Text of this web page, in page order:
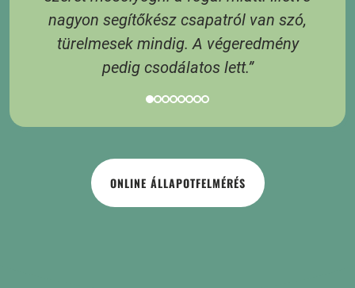
nagyon segítőkész csapatról van szó,
türelmesek mindig. A végeredmény
pedig csodálatos lett.”
ONLINE ÁLLAPOTFELMÉRÉS